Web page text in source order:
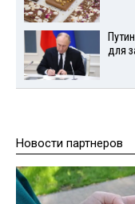
для
Новости партнеров